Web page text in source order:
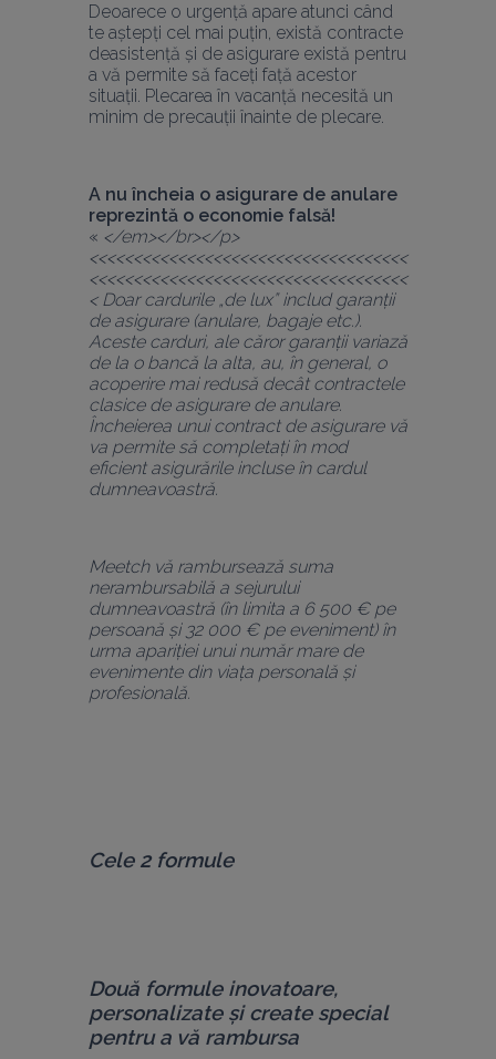
Deoarece o urgență apare atunci când
te aștepți cel mai puțin, există contracte
deasistență și de asigurare există pentru
a vă permite să faceți față acestor
situații. Plecarea în vacanță necesită un
minim de precauții înainte de plecare.
A nu încheia o asigurare de anulare
reprezintă o economie falsă!
« </em></br></p>
<<<<<<<<<<<<<<<<<<<<<<<<<<<<<<<<<<<<
<<<<<<<<<<<<<<<<<<<<<<<<<<<<<<<<<<<<
< Doar cardurile „de lux” includ garanții
de asigurare (anulare, bagaje etc.).
Aceste carduri, ale căror garanții variază
de la o bancă la alta, au, în general, o
acoperire mai redusă decât contractele
clasice de asigurare de anulare.
Încheierea unui contract de asigurare vă
va permite să completați în mod
eficient asigurările incluse în cardul
dumneavoastră.
Meetch vă rambursează suma
nerambursabilă a sejurului
dumneavoastră (în limita a 6 500 € pe
persoană și 32 000 € pe eveniment) în
urma apariției unui număr mare de
evenimente din viața personală și
profesională.
Cele 2 formule
Două formule inovatoare,
personalizate și create special
pentru a vă rambursa